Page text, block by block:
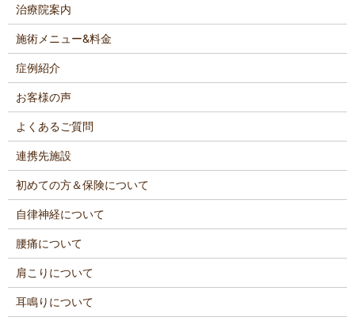
治療院案内
施術メニュー&料金
症例紹介
お客様の声
よくあるご質問
連携先施設
初めての方＆保険について
自律神経について
腰痛について
肩こりについて
耳鳴りについて